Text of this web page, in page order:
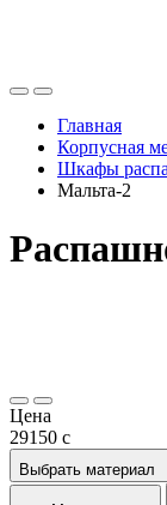
Главная
Корпусная
Шкафы
Мальта-2
Цена
29150 c
Выбрать материал